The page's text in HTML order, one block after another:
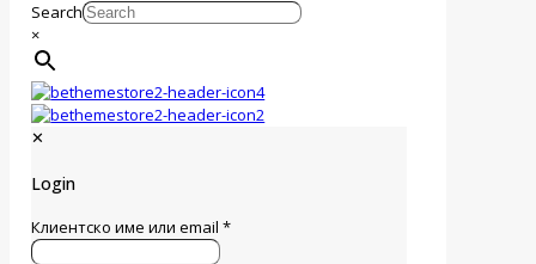
Search
×
✕
Login
Клиентско име или email*